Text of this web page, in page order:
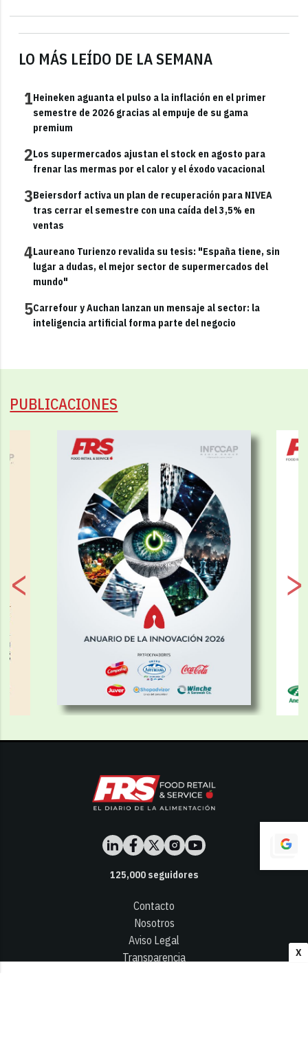
X
LO MÁS LEÍDO DE LA SEMANA
1Heineken aguanta el pulso a la inflación en el primer
semestre de 2026 gracias al empuje de su gama
premium
2Los supermercados ajustan el stock en agosto para
frenar las mermas por el calor y el éxodo vacacional
3Beiersdorf activa un plan de recuperación para NIVEA
tras cerrar el semestre con una caída del 3,5% en
ventas
4Laureano Turienzo revalida su tesis: "España tiene, sin
lugar a dudas, el mejor sector de supermercados del
mundo"
5Carrefour y Auchan lanzan un mensaje al sector: la
inteligencia artificial forma parte del negocio
PUBLICACIONES
125,000seguidores
Contacto
Nosotros
Aviso Legal
Transparencia